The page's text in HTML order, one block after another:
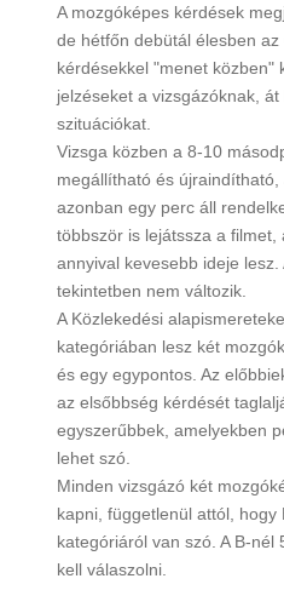
A mozgóképes kérdések
de hétfőn debütál élesben az
kérdésekkel "menet közben"
jelzéseket a vizsgázóknak,
szituációkat.
Vizsga közben a 8-10
megállítható és
azonban egy perc áll
többször is lejátssza a filmet,
annyival kevesebb ideje
tekintetben nem változik.
A Közlekedési
kategóriában lesz két
és egy egypontos. Az
az elsőbbség kérdését
egyszerűbbek, amelyekben
lehet szó.
Minden vizsgázó két
kapni, függetlenül attól, hogy
kategóriáról van szó. A B-nél
kell válaszolni.